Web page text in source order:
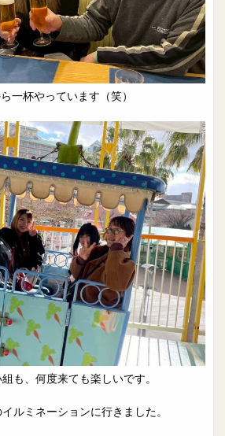
一杯やっています（笑）
も、何度来ても楽しいです。
ルミネーションに行きました。